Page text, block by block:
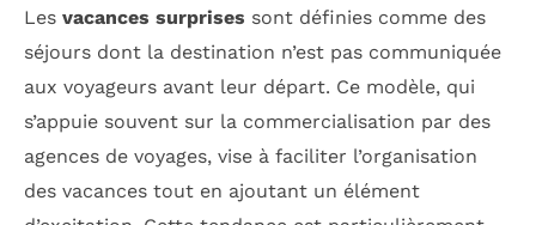
Les vacances surprises sont définies comme des
séjours dont la destination n’est pas communiquée
aux voyageurs avant leur départ. Ce modèle, qui
s’appuie souvent sur la commercialisation par des
agences de voyages, vise à faciliter l’organisation
des vacances tout en ajoutant un élément